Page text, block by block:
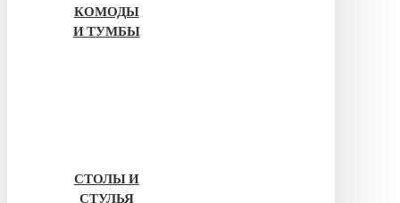
КОМОДЫ
И ТУМБЫ
СТОЛЫ И
СТУЛЬЯ